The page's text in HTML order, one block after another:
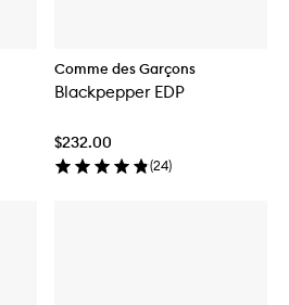
Comme des Garçons
Blackpepper EDP
$232.00
(24)